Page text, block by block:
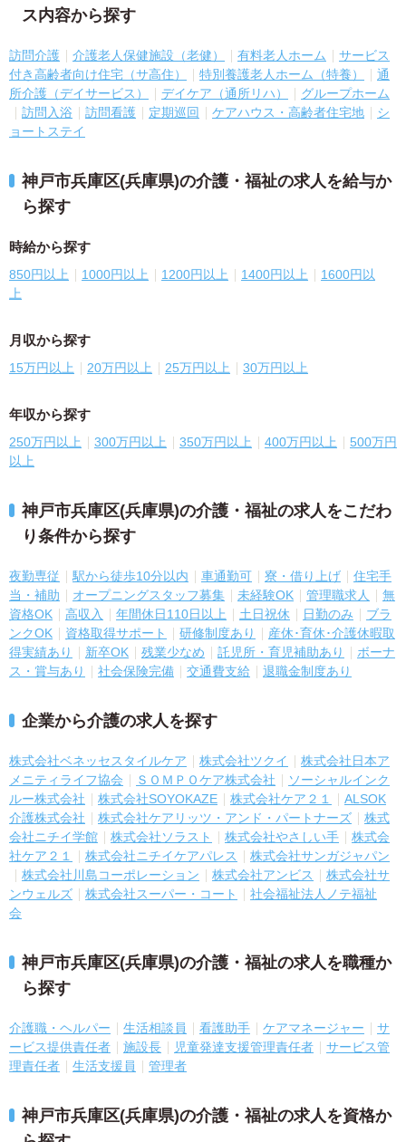
ス内容から探す
訪問介護 介護老人保健施設（老健） 有料老人ホーム
サービス
付き高齢者向け住宅（サ高住）
特別養護老人ホーム（特養）
通
所介護（デイサービス）
デイケア（通所リハ）
グループホーム
訪問入浴
訪問看護 定期巡回 ケアハウス・高齢者住宅地
シ
ョートステイ
神戸市兵庫区(兵庫県)の介護・福祉の求人を給与か
ら探す
時給から探す
850円以上 1000円以上 1200円以上 1400円以上
1600円以
上
月収から探す
15万円以上 20万円以上 25万円以上 30万円以上
年収から探す
250万円以上 300万円以上 350万円以上 400万円以上
500万円
以上
神戸市兵庫区(兵庫県)の介護・福祉の求人をこだわ
り条件から探す
夜勤専従 駅から徒歩10分以内 車通勤可 寮・借り上げ
住宅手
当・補助
オープニングスタッフ募集 未経験OK 管理職求人
無
資格OK
高収入 年間休日110日以上 土日祝休 日勤のみ
ブラ
ンクOK
資格取得サポート 研修制度あり
産休･育休･介護休暇取
得実績あり
新卒OK 残業少なめ 託児所・育児補助あり
ボーナ
ス・賞与あり
社会保険完備 交通費支給 退職金制度あり
企業から介護の求人を探す
株式会社ベネッセスタイルケア 株式会社ツクイ
株式会社日本ア
メニティライフ協会
ＳＯＭＰＯケア株式会社
ソーシャルインク
ルー株式会社
株式会社SOYOKAZE 株式会社ケア２１
ALSOK
介護株式会社
株式会社ケアリッツ・アンド・パートナーズ
株式
会社ニチイ学館
株式会社ソラスト 株式会社やさしい手
株式会
社ケア２１
株式会社ニチイケアパレス
株式会社サンガジャパン
株式会社川島コーポレーション
株式会社アンビス
株式会社サ
ンウェルズ
株式会社スーパー・コート
社会福祉法人ノテ福祉
会
神戸市兵庫区(兵庫県)の介護・福祉の求人を職種か
ら探す
介護職・ヘルパー 生活相談員 看護助手 ケアマネージャー
サ
ービス提供責任者
施設長 児童発達支援管理責任者
サービス管
理責任者
生活支援員 管理者
神戸市兵庫区(兵庫県)の介護・福祉の求人を資格か